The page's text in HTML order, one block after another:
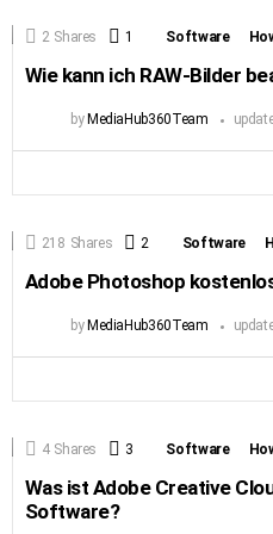
2 Shares 1 Comment
Software
Wie kann ich RAW-Bilder
by MediaHub360Team
218 Shares 2 Comments
Software
Adobe Photoshop
by MediaHub360Team
4 Shares 3 Comments
Software
Was ist Adobe Creative
Software?